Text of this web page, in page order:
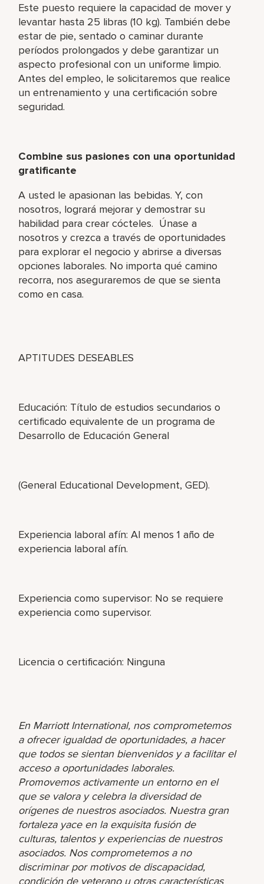
Este puesto requiere la capacidad de mover y
levantar hasta 25 libras (10 kg). También debe
estar de pie, sentado o caminar durante
períodos prolongados y debe garantizar un
aspecto profesional con un uniforme limpio.
Antes del empleo, le solicitaremos que realice
un entrenamiento y una certificación sobre
seguridad.
Combine sus pasiones con una oportunidad
gratificante
A usted le apasionan las bebidas. Y, con
nosotros, logrará mejorar y demostrar su
habilidad para crear cócteles. Únase a
nosotros y crezca a través de oportunidades
para explorar el negocio y abrirse a diversas
opciones laborales. No importa qué camino
recorra, nos aseguraremos de que se sienta
como en casa.
APTITUDES DESEABLES
Educación: Título de estudios secundarios o
certificado equivalente de un programa de
Desarrollo de Educación General
(General Educational Development, GED).
Experiencia laboral afín: Al menos 1 año de
experiencia laboral afín.
Experiencia como supervisor: No se requiere
experiencia como supervisor.
Licencia o certificación: Ninguna
En Marriott International, nos comprometemos
a ofrecer igualdad de oportunidades, a hacer
que todos se sientan bienvenidos y a facilitar el
acceso a oportunidades laborales.
Promovemos activamente un entorno en el
que se valora y celebra la diversidad de
orígenes de nuestros asociados. Nuestra gran
fortaleza yace en la exquisita fusión de
culturas, talentos y experiencias de nuestros
asociados. Nos comprometemos a no
discriminar por motivos de discapacidad,
condición de veterano u otras características